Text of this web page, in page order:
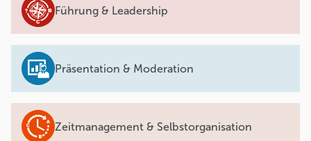
Führung & Leadership
Präsentation & Moderation
Zeitmanagement & Selbstorganisation